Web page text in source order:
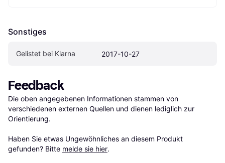
Sonstiges
Gelistet bei Klarna 2017-10-27
Feedback
Die oben angegebenen Informationen stammen von
verschiedenen externen Quellen und dienen lediglich zur
Orientierung.
Haben Sie etwas Ungewöhnliches an diesem Produkt
gefunden? Bitte melde sie hier.